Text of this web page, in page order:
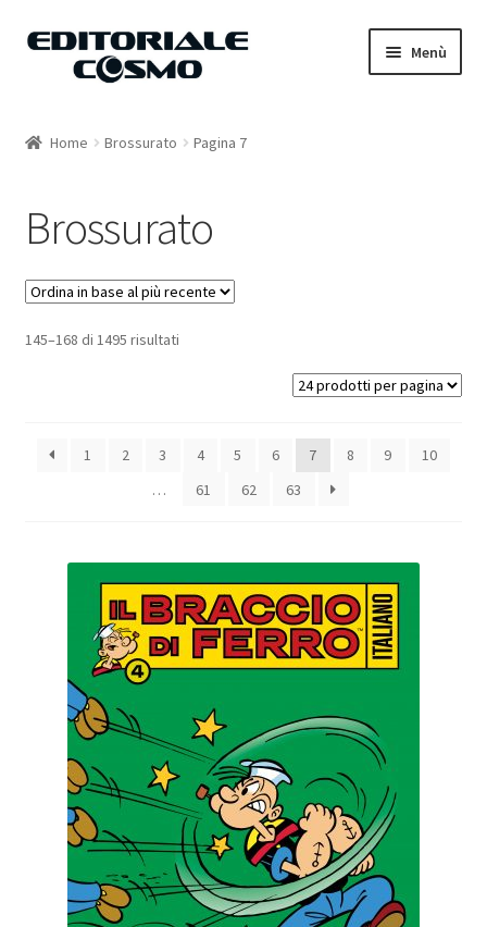
Vai
Vai
Menù
Carrello
Il mio account
Home Brossurato Pagina 7
Brossurato
145–168 di 1495 risultati
1 2 3 4 5 6 7 8 9
10
…
61 62 63